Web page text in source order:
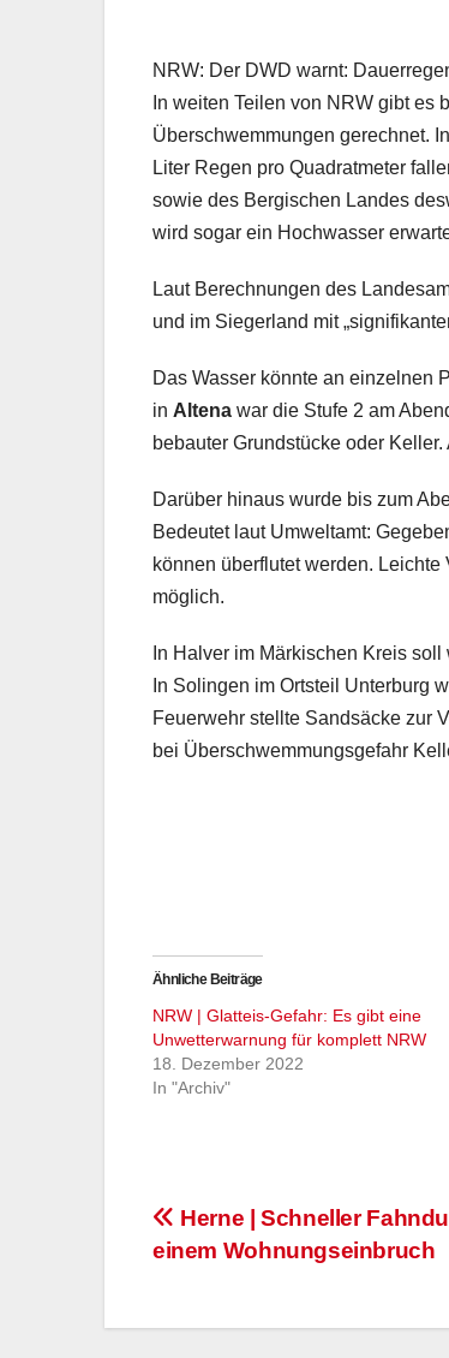
NRW: Der DWD warnt:
In weiten Teilen von NRW gibt es
Überschwemmungen gerechnet.
Liter Regen pro Quadratmeter
sowie des Bergischen Landes
wird sogar ein Hochwasser
Laut Berechnungen des
und im Siegerland mit
Das Wasser könnte an einzelnen
in Altena war die Stufe 2 am
bebauter Grundstücke oder
Darüber hinaus wurde bis zum
Bedeutet laut Umweltamt:
können überflutet werden.
möglich.
In Halver im Märkischen Kreis
In Solingen im Ortsteil Unterburg
Feuerwehr stellte Sandsäcke zur
bei Überschwemmungsgefahr
Ähnliche Beiträge
NRW | Glatteis-Gefahr: Es gibt eine
Unwetterwarnung für komplett NRW
18. Dezember 2022
In "Archiv"
Herne | Schneller
einem Wohnungseinbruch